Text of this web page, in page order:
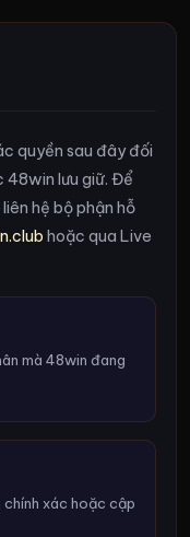
quyền sau đây đối
48win lưu giữ. Để
hệ bộ phận hỗ
hoặc qua Live
mà 48win đang
xác hoặc cập